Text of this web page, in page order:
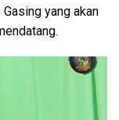
yang akan